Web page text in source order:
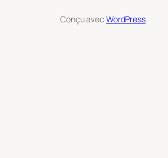
Conçu avec WordPress